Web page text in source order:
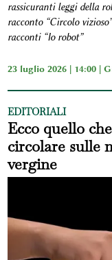
rassicuranti leggi della
racconto “Circolo
racconti “Io robot”
23 luglio 2026 | 14:00 |
EDITORIALI
Ecco quello
circolare sulle
vergine